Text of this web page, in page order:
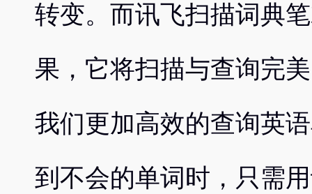
转变。而讯飞扫描词典
果，它将扫描与查询完
我们更加高效的查询英
到不会的单词时，只需